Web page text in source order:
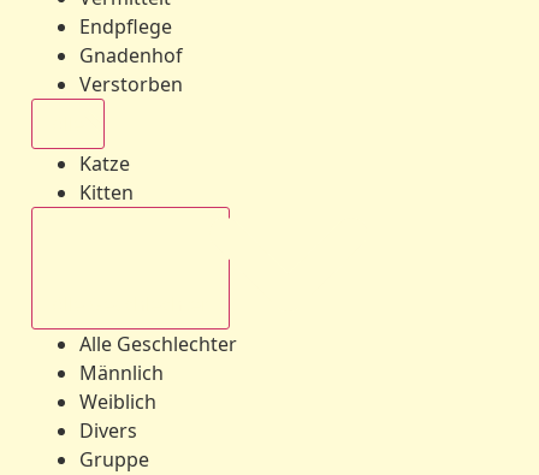
Endpflege
Gnadenhof
Verstorben
Katze
Kitten
Alle Geschlechter
Männlich
Weiblich
Divers
Gruppe